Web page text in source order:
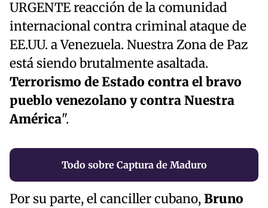
URGENTE reacción de la comunidad
internacional contra criminal ataque de
EE.UU. a Venezuela. Nuestra Zona de Paz
está siendo brutalmente asaltada.
Terrorismo de Estado contra el bravo
pueblo venezolano y contra Nuestra
América".
Todo sobre Captura de Maduro
Por su parte, el canciller cubano,Bruno